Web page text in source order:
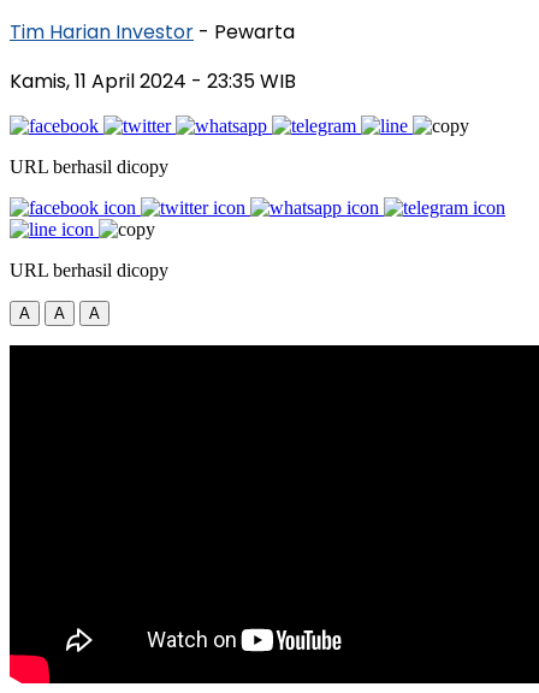
Tim Harian Investor - Pewarta
Kamis, 11 April 2024 - 23:35 WIB
URL berhasil dicopy
URL berhasil dicopy
A A A